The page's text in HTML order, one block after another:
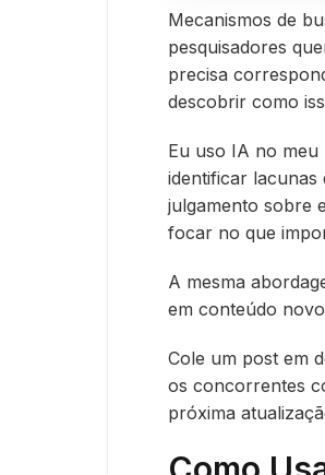
Mecanismos de
pesquisadores
precisa
descobrir como
Eu uso IA no meu
identificar lacunas
julgamento sobre
focar no que
A mesma
em conteúdo
Cole um post em
os concorrentes
próxima